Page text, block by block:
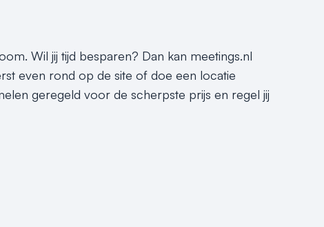
Wil jij tijd besparen? Dan kan meetings.nl
even rond op de site of doe een locatie
geregeld voor de scherpste prijs en regel jij